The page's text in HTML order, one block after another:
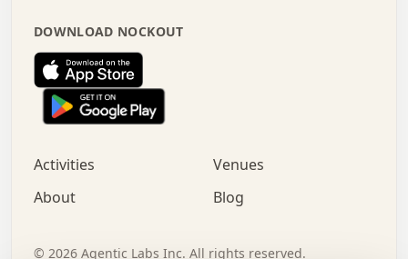
.   .   .   .   .   .   .   :   .   .   .   .   .
.   .   .   .   .   .   .   +   .   .   x   .   .
.   .   .   .   .   :   +   .   .   .   .   .   o
.   .   .   .   .   .   .   .   .   .   .   .   .
.   .   :   o   .   .   .   .   .   .   .   +   .
.   o   .   .   .   .   x   .   .   .   .   .   .
+   .   o   .   .   .   .   o   .   .   .   .
.   +   .   .   .   .   .   .   .   .   :   .   x
DOWNLOAD NOCKOUT
Activities
Venues
About
Blog
© 2026 Agentic Labs Inc. All rights reserved.